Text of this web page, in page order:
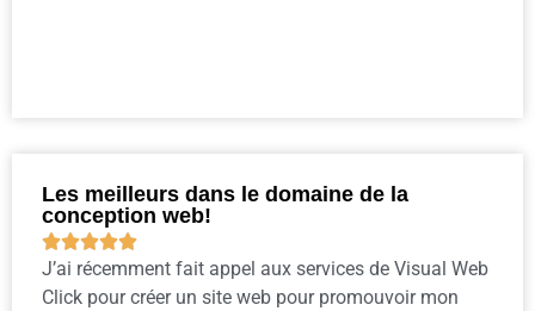
Les meilleurs dans le domaine de la
conception web!

J’ai récemment fait appel aux services de Visual Web
Click pour créer un site web pour promouvoir mon